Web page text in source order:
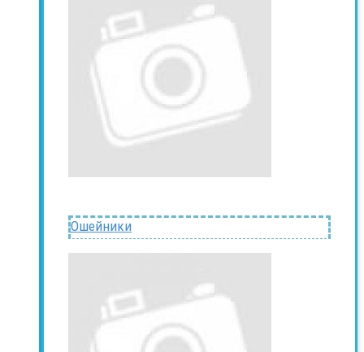
Ошейники